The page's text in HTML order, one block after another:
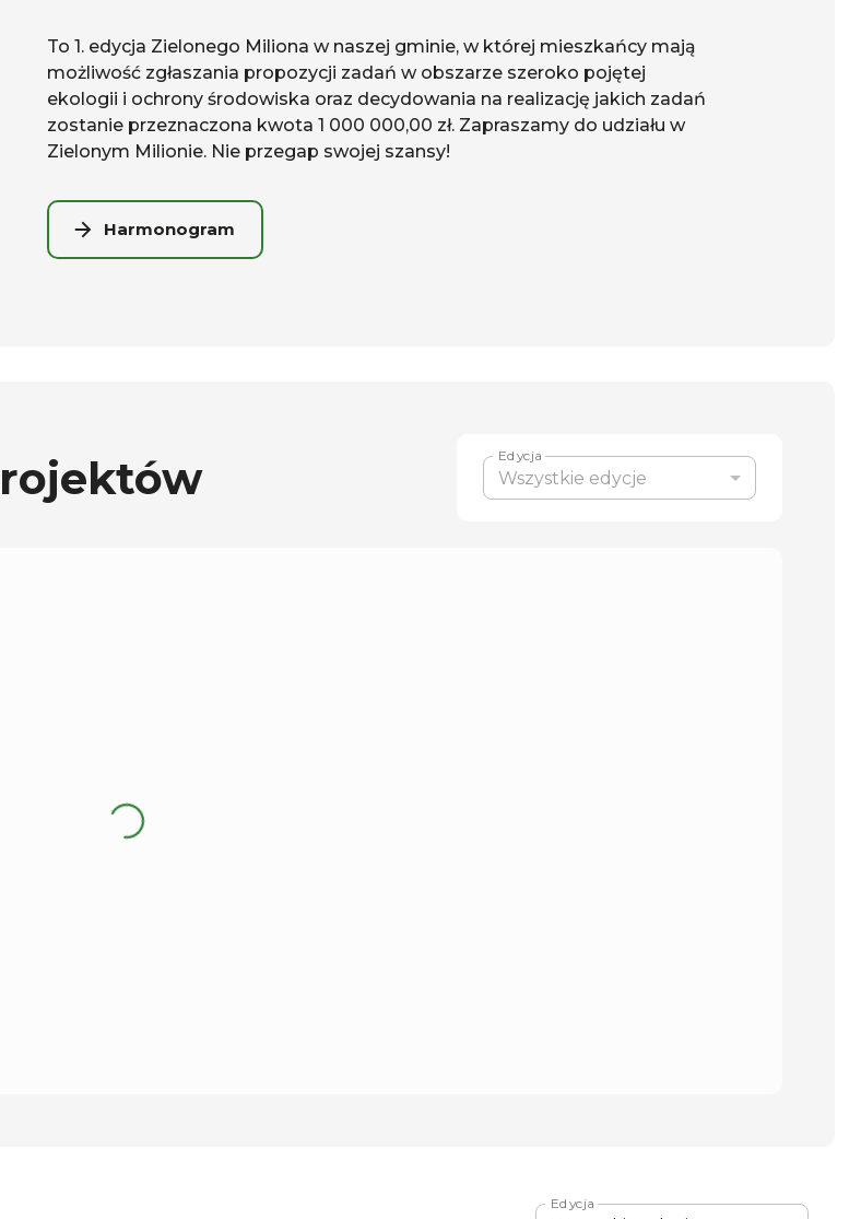
To 1. edycja Zielonego Miliona w naszej gminie, w której mieszkańcy mają
możliwość zgłaszania propozycji zadań w obszarze szeroko pojętej
ekologii i ochrony środowiska oraz decydowania na realizację jakich zadań
zostanie przeznaczona kwota 1 000 000,00 zł. Zapraszamy do udziału w
Zielonym Milionie. Nie przegap swojej szansy!
Harmonogram
Edycja
Wszystkie edycje
Edycja